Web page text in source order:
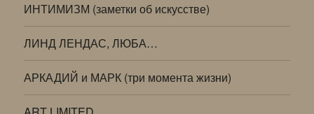
ИНТИМИЗМ (заметки об искусстве)
ЛИНД ЛЕНДАС, ЛЮБА…
АРКАДИЙ и МАРК (три момента жизни)